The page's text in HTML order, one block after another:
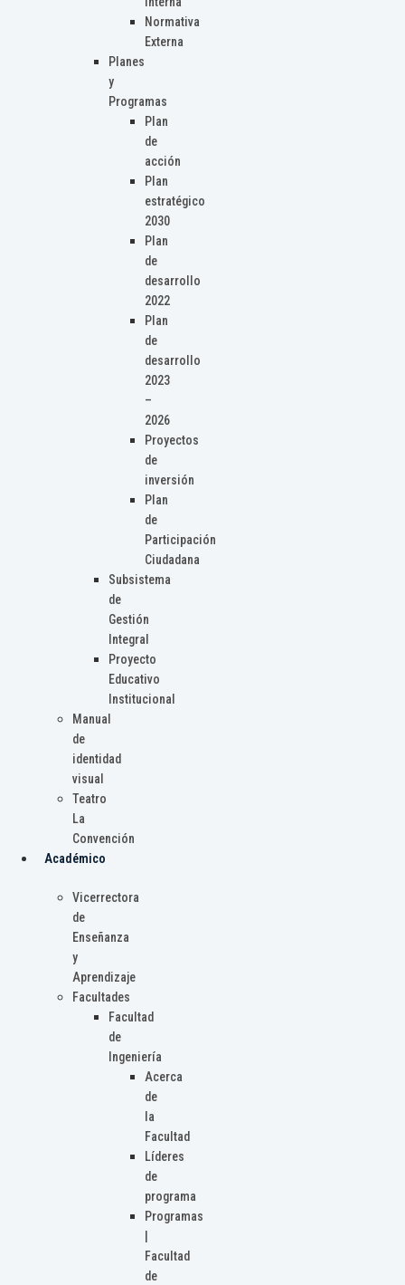
Normativa
Externa
Planes
y
Programas
Plan
de
acción
Plan
estratégico
2030
Plan
de
desarrollo
2022
Plan
de
desarrollo
2023
–
2026
Proyectos
de
inversión
Plan
de
Participación
Ciudadana
Subsistema
de
Gestión
Integral
Proyecto
Educativo
Institucional
Manual
de
identidad
visual
Teatro
La
Convención
Académico
Vicerrectora
de
Enseñanza
y
Aprendizaje
Facultades
Facultad
de
Ingeniería
Acerca
de
la
Facultad
Líderes
de
programa
Programas
Facultad
de